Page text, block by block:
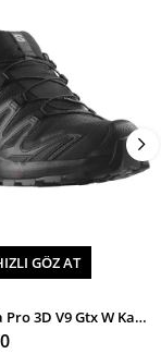
GÖZ AT
Salomon Xa Pro 3D V9 Gtx W Kadın Koşu Ayakkabısı